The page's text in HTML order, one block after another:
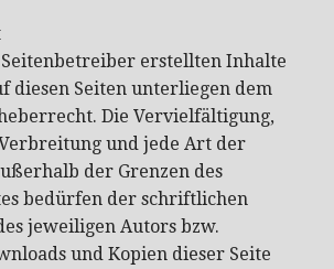
erstellten Inhalte
diesen Seiten unterliegen dem
Die Vervielfältigung,
und jede Art der
der Grenzen des
bedürfen der schriftlichen
jeweiligen Autors bzw.
und Kopien dieser Seite